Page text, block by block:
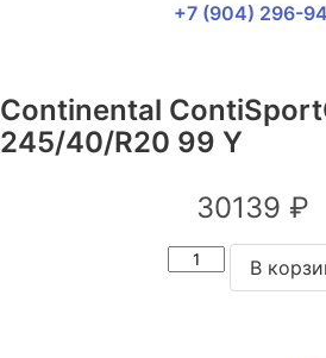
+7 (904) 296-
Continental
245/40/R20 99 Y
30139 ₽
Количество
товара
В